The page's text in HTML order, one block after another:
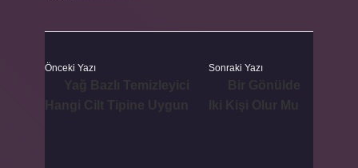
Önceki Yazı Sonraki Yazı